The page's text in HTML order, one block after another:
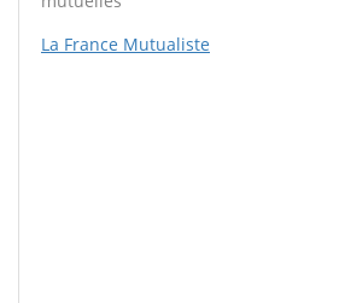
La France Mutualiste